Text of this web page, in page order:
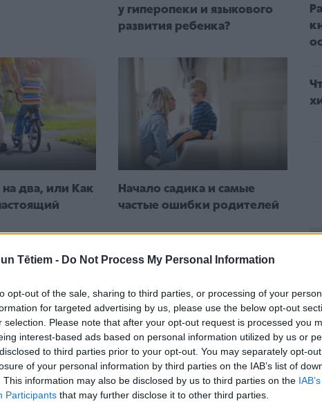
Tētiem - Do Not Process My Personal Information
opt-out of the sale, sharing to third parties, or processing of your
for targeted advertising by us, please use the below opt-out
selection. Please note that after your opt-out request is processed you
interest-based ads based on personal information utilized by us or
to third parties prior to your opt-out. You may separately opt-
of your personal information by third parties on the IAB’s list of
This information may also be disclosed by us to third parties on the
Participants that may further disclose it to other third parties.
у гиперопеки и языкового
развития ребенка?
на два, или Как
Начало садика и самые
частые ошибки родителей
средства
для ребенка
Цифровые навыки для
детей дошкольного